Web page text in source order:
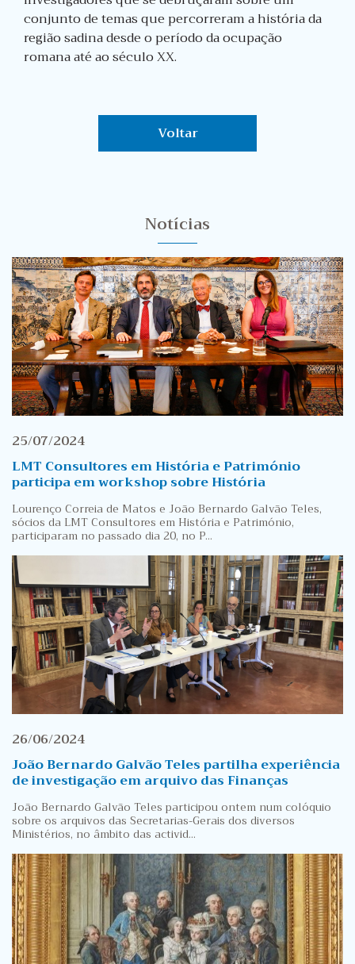
conjunto de temas que percorreram a história da
região sadina desde o período da ocupação
romana até ao século XX.
Voltar
Notícias
25/07/2024
LMT Consultores em História e Património
participa em workshop sobre História
Lourenço Correia de Matos e João Bernardo Galvão Teles,
sócios da LMT Consultores em História e Património,
participaram no passado dia 20, no P...
26/06/2024
João Bernardo Galvão Teles partilha experiência
de investigação em arquivo das Finanças
João Bernardo Galvão Teles participou ontem num colóquio
sobre os arquivos das Secretarias-Gerais dos diversos
Ministérios, no âmbito das activid...